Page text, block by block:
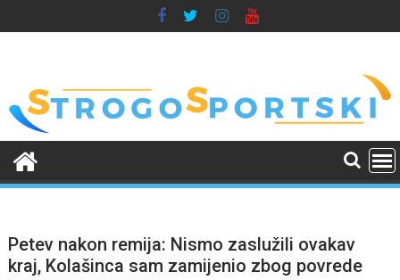
to
Petev nakon remija: Nismo zaslužili ovakav
kraj, Kolašinca sam zamijenio zbog povrede